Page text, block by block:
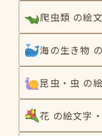
爬虫類 の絵
海の生き物
昆虫・虫 の
花 の絵文字